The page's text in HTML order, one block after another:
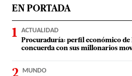
EN PORTADA
ACTUALIDAD
Procuraduría: perfil económico de
concuerda con sus millonarios
MUNDO